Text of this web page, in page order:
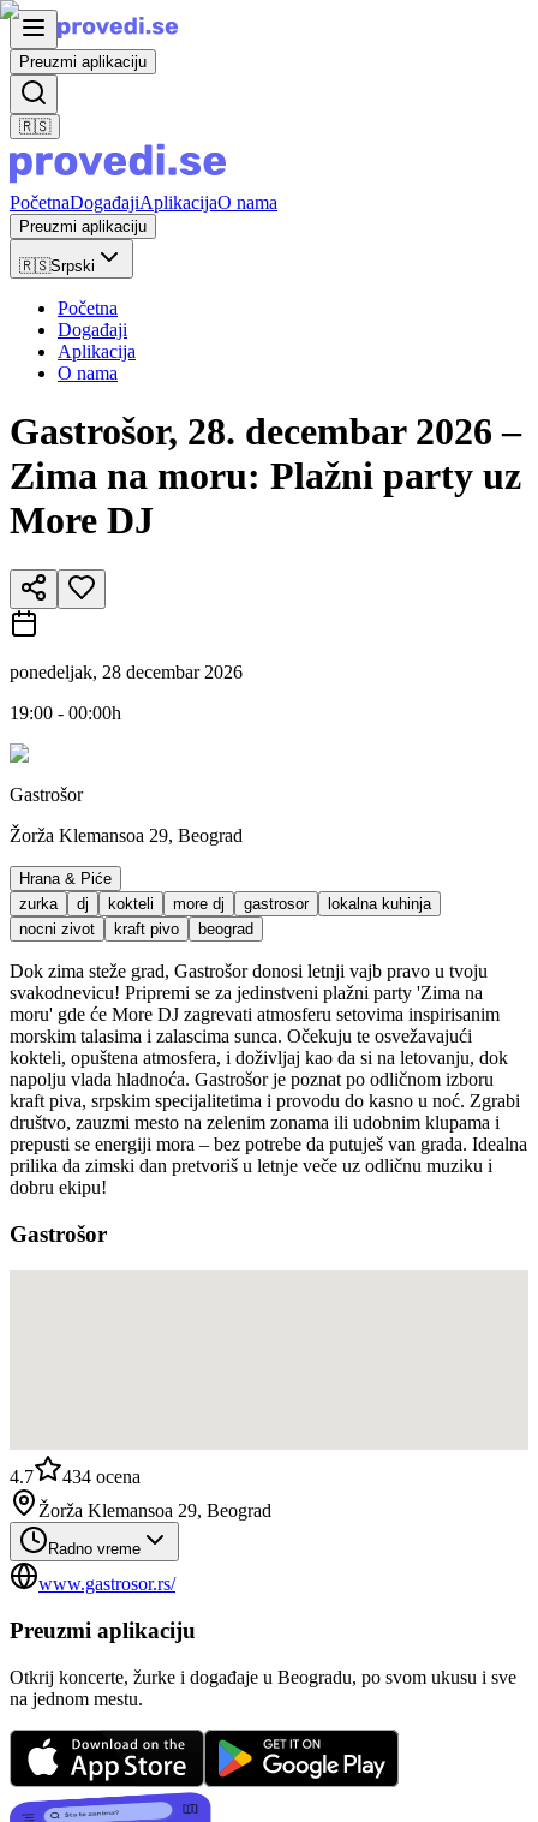
Preuzmi aplikaciju
🇷🇸
PočetnaDogađajiAplikacijaO nama
Preuzmi aplikaciju
🇷🇸Srpski
Početna
Događaji
Aplikacija
O nama
Gastrošor, 28. decembar 2026 –
Zima na moru: Plažni party uz
More DJ
ponedeljak, 28 decembar 2026
19:00 - 00:00h
Gastrošor
Žorža Klemansoa 29, Beograd
Hrana & Piće
zurka
dj kokteli more dj gastrosor
lokalna kuhinja
nocni zivot
kraft pivo beograd
Dok zima steže grad, Gastrošor donosi letnji vajb pravo u tvoju
svakodnevicu! Pripremi se za jedinstveni plažni party 'Zima na
moru' gde će More DJ zagrevati atmosferu setovima inspirisanim
morskim talasima i zalascima sunca. Očekuju te osvežavajući
kokteli, opuštena atmosfera, i doživljaj kao da si na letovanju, dok
napolju vlada hladnoća. Gastrošor je poznat po odličnom izboru
kraft piva, srpskim specijalitetima i provodu do kasno u noć. Zgrabi
društvo, zauzmi mesto na zelenim zonama ili udobnim klupama i
prepusti se energiji mora – bez potrebe da putuješ van grada. Idealna
prilika da zimski dan pretvoriš u letnje veče uz odličnu muziku i
dobru ekipu!
Gastrošor
4.7 434 ocena
Žorža Klemansoa 29, Beograd
Radno vreme
www.gastrosor.rs/
Preuzmi aplikaciju
Otkrij koncerte, žurke i događaje u Beogradu, po svom ukusu i sve
na jednom mestu.